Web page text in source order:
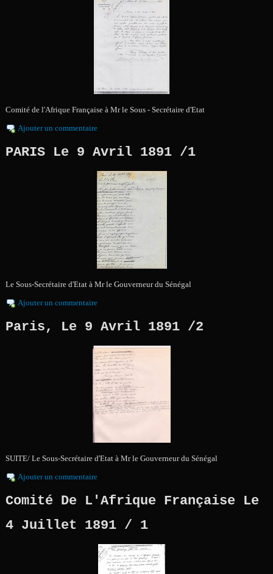
Comité de l'Afrique Française à Mr le Sous - Secrétaire d'Etat
Ajouter un commentaire
PARIS Le 9 Avril 1891 /1
Le Sous-Secrétaire d'Etat à Mr le Gouverneur du Sénégal
Ajouter un commentaire
Paris, Le 9 Avril 1891 /2
SUITE/ Le Sous-Secrétaire d'Etat à Mr le Gouverneur du Sénégal
Ajouter un commentaire
Comité De L'Afrique Française Le
4 Juillet 1891 / 1